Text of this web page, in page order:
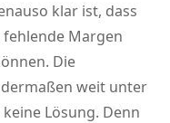
klar ist, dass
Margen
Die
weit unter
Lösung. Denn